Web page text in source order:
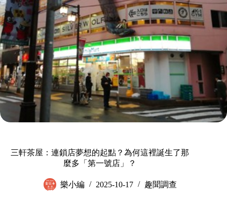
三軒茶屋：連鎖店夢想的起點？為何這裡誕生了那
麼多「第一號店」？
樂小編 2025-10-17 趣聞調查